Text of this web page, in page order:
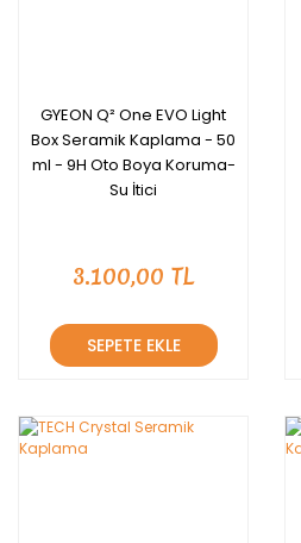
GYEON Q² One EVO Light
Box Seramik Kaplama - 50
ml - 9H Oto Boya Koruma-
Su İtici
3.100,00 TL
SEPETE EKLE